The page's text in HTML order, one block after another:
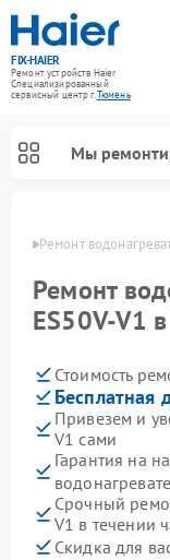
FIX-HAIER
Ремонт устройств Haier
Специализированный
cервисный центр г.Тюмень
Мы
Ремонт
Ремонт
ES50V-V1
Стоимость
Бесплатная
Привезем и
V1 сами
Гарантия на
Срочный
V1 в течении
Скидка для